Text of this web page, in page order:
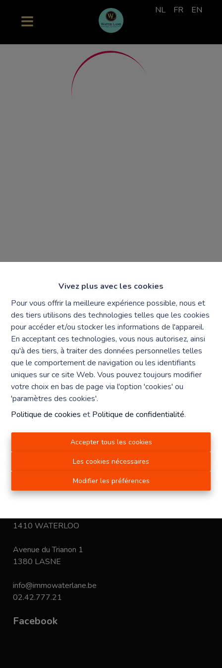
Vivez plus avec les cookies
Pour vous offrir la meilleure expérience possible, nous et
des tiers utilisons des technologies telles que les cookies
pour accéder et/ou stocker les informations de l'appareil.
En acceptant ces technologies, vous nous autorisez, ainsi
qu'à des tiers, à traiter des données personnelles telles
que le comportement de navigation ou les identifiants
uniques sur ce site Web. Vous pouvez toujours modifier
votre choix en bas de page via l'option 'cookies' ou
'paramètres des cookies'.
Politique de cookies et Politique de confidentialité.
Accepter tous les cookies
Les cookies nécessaires
Modifier les préférences
NL FR EN
Mentions obligatoires
Chaque agence est juridiquement et financièrement
indépendante
SRL IMMO Water Lane - TVA BE 0755330288
Agrétion I.P.I. N° 510.423
RC professionnelle et cautionnement vis AXA Belgium
Institut professionnel des agents immobiliers, rue du
Luxembourg 16 B, 1000 Bruxelles. Lecode de
de l'Institut professionnel des agents
Contact
1410 WATERLOO
Avenue du Trianon 1
1380 LASNE
info@immowaterlane.be
02.42.777.21
Facebook